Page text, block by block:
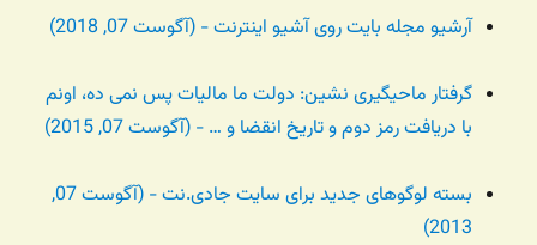
آرشیو مجله بایت روی آشیو اینترنت - (آگوست 07, 2018)
گرفتار ماحیگیری نشین: دولت ما مالیات پس نمی ده، اونم
با دریافت رمز دوم و تاریخ انقضا و … - (آگوست 07, 2015)
بسته لوگوهای جدید برای سایت جادی.نت - (آگوست 07,
2013)